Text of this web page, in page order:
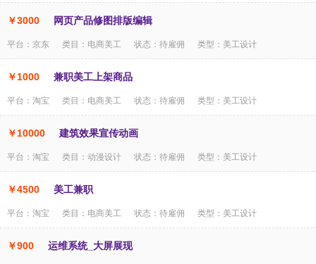
￥3000 网页产品修图排版编辑
平台：京东 类目：电商美工 状态：待雇佣 类型：美工设计
￥1000 兼职美工上架商品
平台：淘宝 类目：电商美工 状态：待雇佣 类型：美工设计
￥10000 建筑效果宣传动画
平台：淘宝 类目：动漫设计 状态：待雇佣 类型：美工设计
￥4500 美工兼职
平台：淘宝 类目：电商美工 状态：待雇佣 类型：美工设计
￥900 运维系统_大屏展现